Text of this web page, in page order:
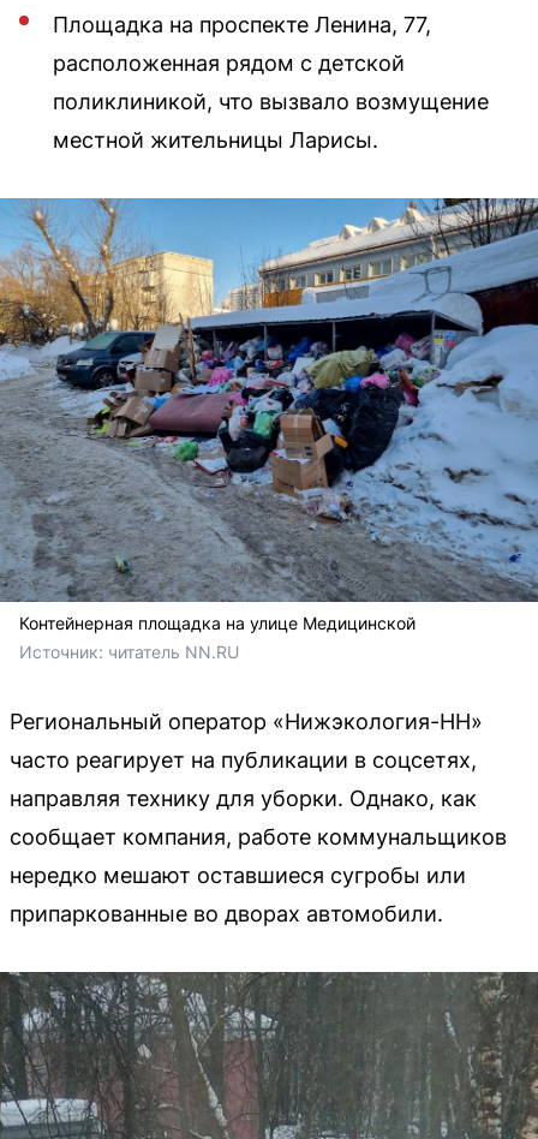
Площадка на проспекте Ленина, 77,
расположенная рядом с детской
поликлиникой, что вызвало возмущение
местной жительницы Ларисы.
Контейнерная площадка на улице Медицинской
Источник: читатель NN.RU
Региональный оператор «Нижэкология-НН»
часто реагирует на публикации в соцсетях,
направляя технику для уборки. Однако, как
сообщает компания, работе коммунальщиков
нередко мешают оставшиеся сугробы или
припаркованные во дворах автомобили.